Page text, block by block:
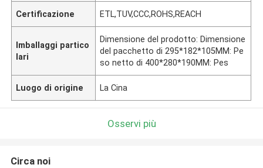
Certificazione ETL,TUV,CCC,ROHS,REACH
Imballaggi partico
lari
Dimensione del prodotto: Dimensione
del pacchetto di 295*182*105MM: Pe
so netto di 400*280*190MM: Pes
Luogo di origine La Cina
Osservi più
Circa noi